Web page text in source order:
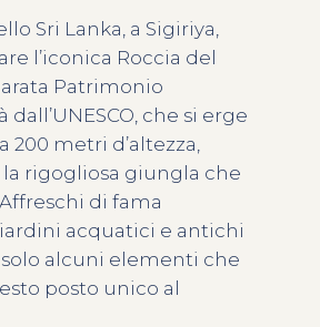
Sri Lanka, a Sigiriya,
l’iconica Roccia del
Patrimonio
dall’UNESCO, che si erge
200 metri d’altezza,
la rigogliosa giungla che
di fama
acquatici e antichi
alcuni elementi che
posto unico al